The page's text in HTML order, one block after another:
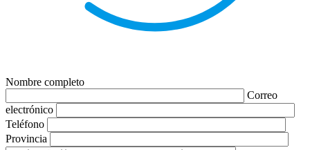
Nombre completo
Correo
electrónico
Teléfono
Provincia